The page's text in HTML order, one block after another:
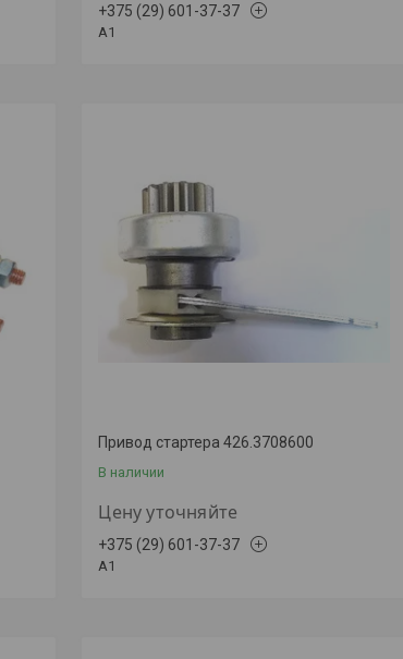
+375 (29) 601-37-37
A1
Привод стартера 426.3708600
В наличии
Цену уточняйте
+375 (29) 601-37-37
A1